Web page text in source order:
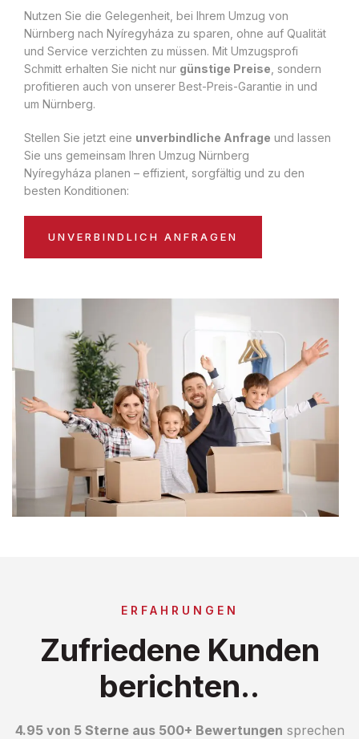
Nutzen Sie die Gelegenheit, bei Ihrem Umzug von
Nürnberg nach Nyíregyháza zu sparen, ohne auf Qualität
und Service verzichten zu müssen. Mit Umzugsprofi
Schmitt erhalten Sie nicht nur günstige Preise , sondern
profitieren auch von unserer Best-Preis-Garantie in und
um Nürnberg.
Stellen Sie jetzt eine unverbindliche Anfrage und lassen
Sie uns gemeinsam Ihren Umzug Nürnberg
Nyíregyháza planen – effizient, sorgfältig und zu den
besten Konditionen:
UNVERBINDLICH ANFRAGEN
ERFAHRUNGEN
Zufriedene Kunden
berichten..
4.95 von 5 Sterne aus 500+ Bewertungen sprechen